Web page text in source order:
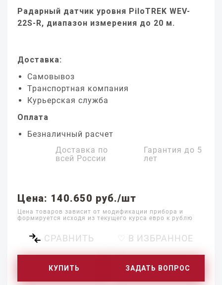
Радарный датчик уровня PiloTREK WEV-
22S-R, диапазон измерения до 20 м.
Доставка:
Самовывоз
Транспортная компания
Курьерская служба
Оплата
Безналичный расчет
Доставка по
всей России
Гарантия до 5
лет
Цена: 140.650 руб./шт
Цена товаров зависит от модификации прибора и
формируется исходя из текущего курса евро к рублю
СРАВНИТЬ ♡ В ИЗБРАННОЕ
КУПИТЬ ЗАДАТЬ ВОПРОС